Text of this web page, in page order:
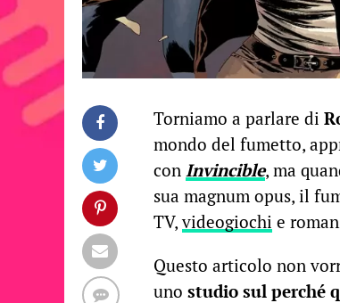
Torniamo a parlare di
mondo del fumetto,
con Invincible, ma
sua magnum opus, il
TV,videogiochi e
Questo articolo non
uno studio sul perché